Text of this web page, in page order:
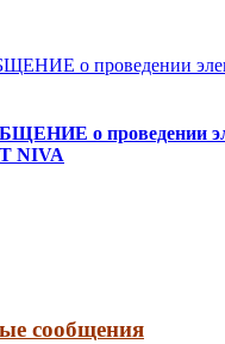
проведении
о проведении
NIVA
сообщения